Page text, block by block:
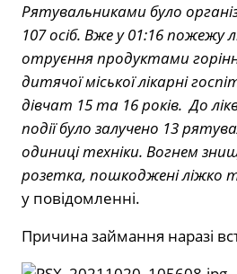
Рятувальниками було
107 осіб. Вже у 01:16 пожежу
отруєння продуктами
дитячої міської лікарні
дівчат 15 та 16 років. До
події було залучено 13
одиниці техніки. Вогнем
розетка, пошкоджені ліжко
у повідомленні.
Причина займання наразі